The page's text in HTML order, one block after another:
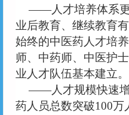
——人才培养体系
业后教育、继续教育
始终的中医药人才培
师、中药师、中医护
业人才队伍基本建立。
——人才规模快速
药人员总数突破100万